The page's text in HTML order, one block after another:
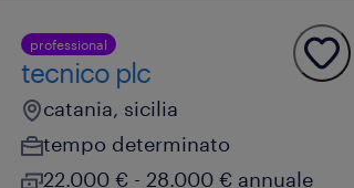
professional
tecnico plc
catania, sicilia
tempo determinato
22.000 € - 28.000 € annuale